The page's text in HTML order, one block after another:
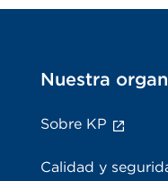
Nuestra
Sobre KP
Calidad y